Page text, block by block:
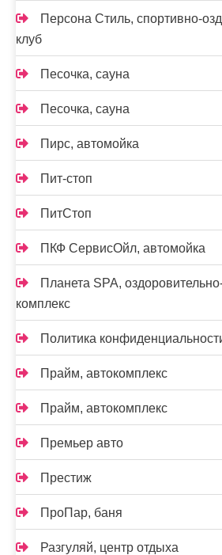
Персона Стиль, спортивно-
клуб
Песочка, сауна
Песочка, сауна
Пирс, автомойка
Пит-стоп
ПитСтоп
ПКФ СервисОйл, автомойка
Планета SPA,
комплекс
Политика
Прайм, автокомплекс
Прайм, автокомплекс
Премьер авто
Престиж
ПроПар, баня
Разгуляй, центр отдыха